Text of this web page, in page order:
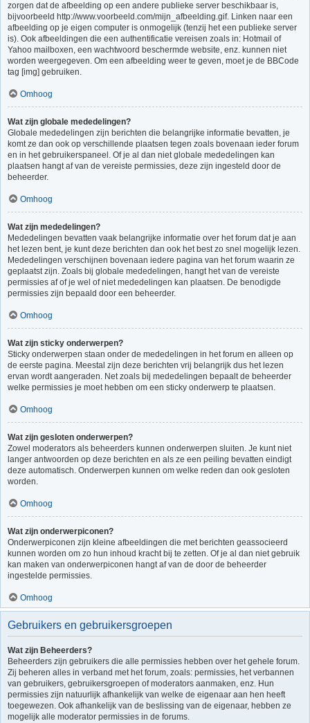
zorgen dat de afbeelding op een andere publieke server beschikbaar is,
bijvoorbeeld http://www.voorbeeld.com/mijn_afbeelding.gif. Linken naar een
afbeelding op je eigen computer is onmogelijk (tenzij het een publieke server
is). Ook afbeeldingen die een authentificatie vereisen zoals in: Hotmail of
Yahoo mailboxen, een wachtwoord beschermde website, enz. kunnen niet
worden weergegeven. Om een afbeelding weer te geven, moet je de BBCode
tag [img] gebruiken.
Omhoog
Wat zijn globale mededelingen?
Globale mededelingen zijn berichten die belangrijke informatie bevatten, je
komt ze dan ook op verschillende plaatsen tegen zoals bovenaan ieder forum
en in het gebruikerspaneel. Of je al dan niet globale mededelingen kan
plaatsen hangt af van de vereiste permissies, deze zijn ingesteld door de
beheerder.
Omhoog
Wat zijn mededelingen?
Mededelingen bevatten vaak belangrijke informatie over het forum dat je aan
het lezen bent, je kunt deze berichten dan ook het best zo snel mogelijk lezen.
Mededelingen verschijnen bovenaan iedere pagina van het forum waarin ze
geplaatst zijn. Zoals bij globale mededelingen, hangt het van de vereiste
permissies af of je wel of niet mededelingen kan plaatsen. De benodigde
permissies zijn bepaald door een beheerder.
Omhoog
Wat zijn sticky onderwerpen?
Sticky onderwerpen staan onder de mededelingen in het forum en alleen op
de eerste pagina. Meestal zijn deze berichten vrij belangrijk dus het lezen
ervan wordt aangeraden. Net zoals bij mededelingen bepaalt de beheerder
welke permissies je moet hebben om een sticky onderwerp te plaatsen.
Omhoog
Wat zijn gesloten onderwerpen?
Zowel moderators als beheerders kunnen onderwerpen sluiten. Je kunt niet
langer antwoorden op deze berichten en als ze een peiling bevatten eindigt
deze automatisch. Onderwerpen kunnen om welke reden dan ook gesloten
worden.
Omhoog
Wat zijn onderwerpiconen?
Onderwerpiconen zijn kleine afbeeldingen die met berichten geassocieerd
kunnen worden om zo hun inhoud kracht bij te zetten. Of je al dan niet gebruik
kan maken van onderwerpiconen hangt af van de door de beheerder
ingestelde permissies.
Omhoog
Gebruikers en gebruikersgroepen
Wat zijn Beheerders?
Beheerders zijn gebruikers die alle permissies hebben over het gehele forum.
Zij beheren alles in verband met het forum, zoals: permissies, het verbannen
van gebruikers, gebruikersgroepen of moderators aanmaken, enz. Hun
permissies zijn natuurlijk afhankelijk van welke de eigenaar aan hen heeft
toegewezen. Ook afhankelijk van de beslissing van de eigenaar, hebben ze
mogelijk alle moderator permissies in de forums.